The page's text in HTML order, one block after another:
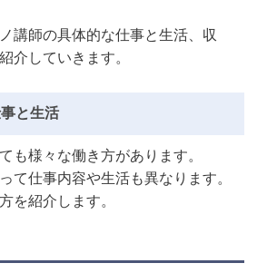
講師の具体的な仕事と生活、収
介していきます。
と生活
も様々な働き方があります。
て仕事内容や生活も異なります。
を紹介します。